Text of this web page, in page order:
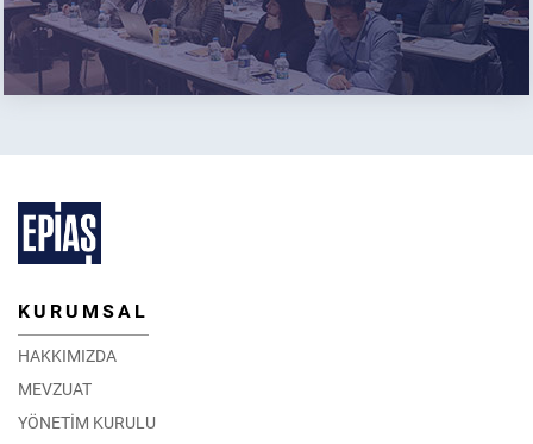
KURUMSAL
HAKKIMIZDA
MEVZUAT
YÖNETİM KURULU